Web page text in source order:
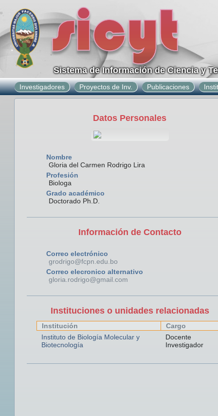
Sistema de Información de Ciencia y
Investigadores Proyectos de Inv. Publicaciones
Datos Personales
Nombre
Gloria del Carmen Rodrigo Lira
Profesión
Biologa
Grado académico
Doctorado Ph.D.
Información de Contacto
Correo electrónico
grodrigo@fcpn.edu.bo
Correo elecronico alternativo
gloria.rodrigo@gmail.com
Instituciones o unidades relacionadas
Institución
Cargo
Instituto de Biología Molecular y
Biotecnología
Docente
Investigador